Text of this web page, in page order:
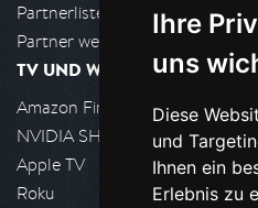
Ihre
uns
Diese
und
Ihnen ein
Erlebnis zu
Partnerliste
Partner werden
TV UND WOHNZIMMER
Amazon FireTV
NVIDIA SHIELD, Google TV
Apple TV
Roku